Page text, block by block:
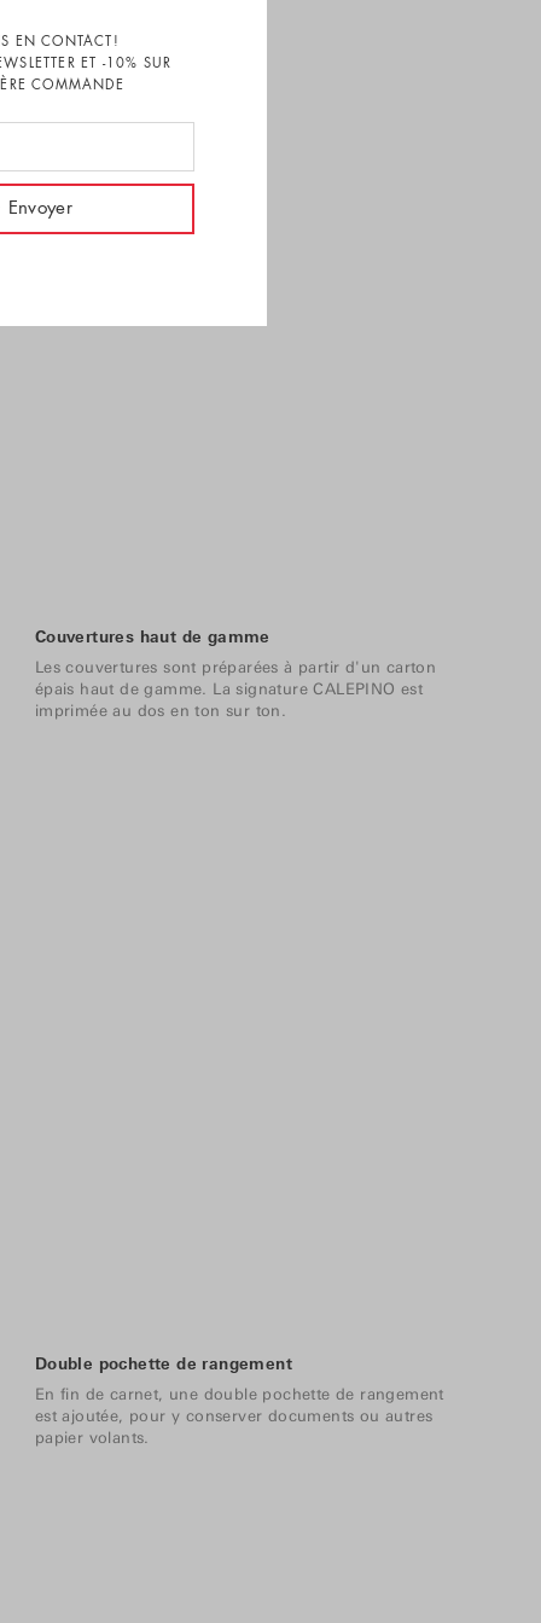
EN CONTACT!
ET -10% SUR
COMMANDE
Couvertures haut de gamme
Les couvertures sont préparées à partir d'un carton
épais haut de gamme. La signature CALEPINO est
imprimée au dos en ton sur ton.
Double pochette de rangement
En fin de carnet, une double pochette de rangement
est ajoutée, pour y conserver documents ou autres
papier volants.